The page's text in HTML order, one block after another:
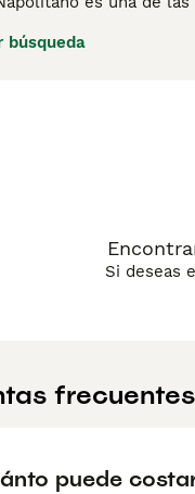
enorme cantidad de
búsqueda
Si deseas
frecuentes
puede